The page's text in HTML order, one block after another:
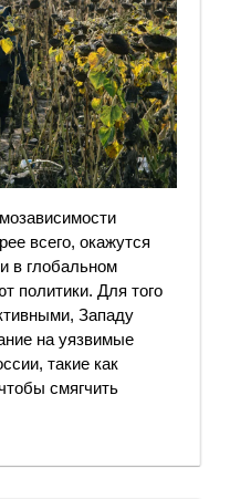
всего, окажутся
в глобальном
политики. Для того
Западу
на уязвимые
такие как
смягчить